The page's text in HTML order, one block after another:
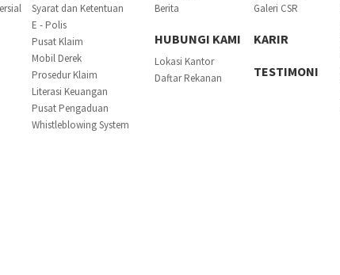
Syarat dan Ketentuan
E - Polis
Pusat Klaim
Mobil Derek
Prosedur Klaim
Literasi Keuangan
Pusat Pengaduan
Whistleblowing System
Berita
HUBUNGI KAMI
Lokasi Kantor
Daftar Rekanan
Galeri CSR
KARIR
TESTIMONI